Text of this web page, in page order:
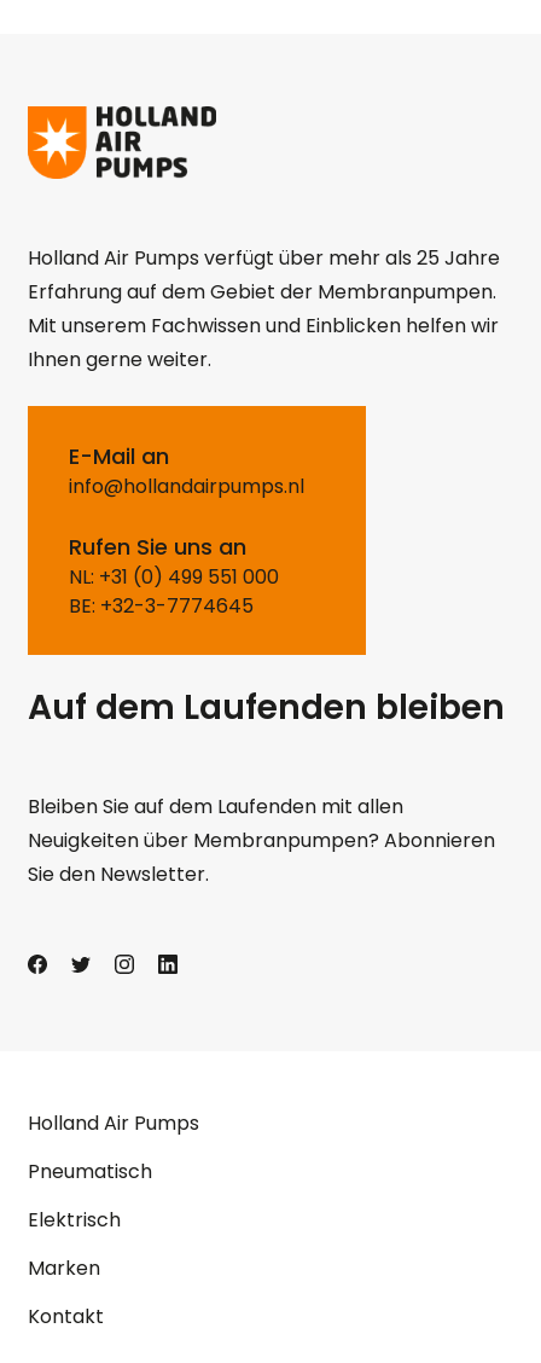
Holland Air Pumps verfügt über mehr als 25 Jahre
Erfahrung auf dem Gebiet der Membranpumpen.
Mit unserem Fachwissen und Einblicken helfen wir
Ihnen gerne weiter.
E-Mail an
info@hollandairpumps.nl
Rufen Sie uns an
NL: +31 (0) 499 551 000
BE: +32-3-7774645
Auf dem Laufenden bleiben
Bleiben Sie auf dem Laufenden mit allen
Neuigkeiten über Membranpumpen? Abonnieren
Sie den Newsletter.
Holland Air Pumps
Pneumatisch
Elektrisch
Marken
Kontakt